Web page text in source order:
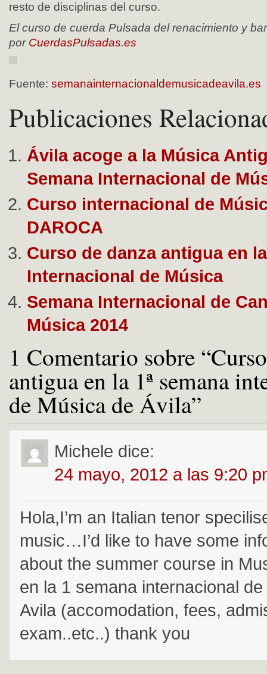
resto de disciplinas del curso.
El curso de cuerda Pulsada del renacimiento y
por CuerdasPulsadas.es
Fuente: semanainternacionaldemusicadeavila.es
Publicaciones
Ávila acoge a la Música
Semana Internacional de
Curso internacional de
DAROCA
Curso de danza antigua en
Internacional de Música
Semana Internacional de
Música 2014
1 Comentario sobre
antigua en la 1ª semana
de Música de Ávila”
Michele dice:
24 mayo, 2012 a las 9:20
Hola,I’m an Italian tenor
music…I’d like to have some
about the summer course in
en la 1 semana internacional
Avila (accomodation, fees,
exam..etc..) thank you